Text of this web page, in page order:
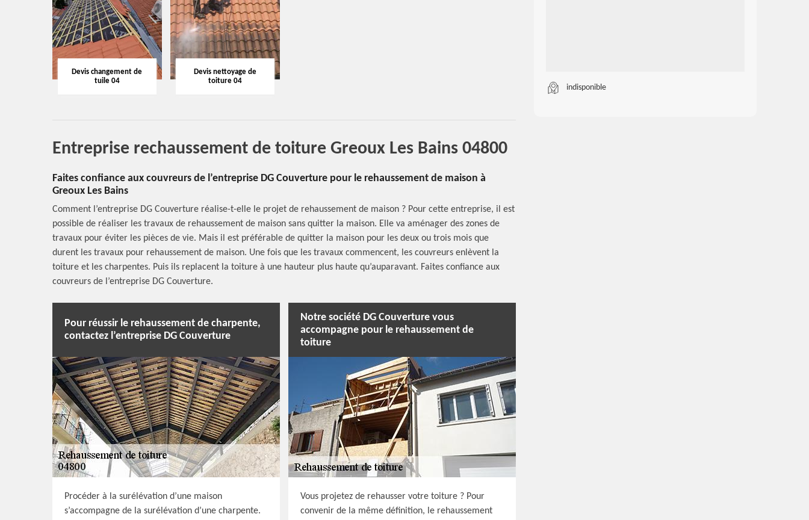
Devis changement de
tuile 04
Devis nettoyage de
toiture 04
Entreprise rechaussement de toiture Greoux Les Bains 04800
Faites confiance aux couvreurs de l’entreprise DG Couverture pour le rehaussement de maison à
Greoux Les Bains
Comment l’entreprise DG Couverture réalise-t-elle le projet de rehaussement de maison ? Pour cette entreprise, il est
possible de réaliser les travaux de rehaussement de maison sans quitter la maison. Elle va aménager des zones de
travaux pour éviter les pièces de vie. Mais il est préférable de quitter la maison pour les deux ou trois mois que
durent les travaux pour rehaussement de maison. Une fois que les travaux commencent, les couvreurs enlèvent la
toiture et les charpentes. Puis ils replacent la toiture à une hauteur plus haute qu’auparavant. Faites confiance aux
couvreurs de l’entreprise DG Couverture.
Pour réussir le rehaussement de charpente,
contactez l’entreprise DG Couverture
Procéder à la surélévation d’une maison
s’accompagne de la surélévation d’une charpente.
Notre société DG Couverture vous
accompagne pour le rehaussement de
toiture
Vous projetez de rehausser votre toiture ? Pour
convenir de la même définition, le rehaussement
indisponible